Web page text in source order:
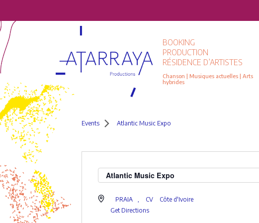
BOOKING
PRODUCTION
RÉSIDENCE D’ARTISTES
Chanson | Musiques actuelles | Arts
hybrides
Events Atlantic Music Expo
Atlantic Music Expo
PRAIA , CV
Côte d'Ivoire
Get Directions